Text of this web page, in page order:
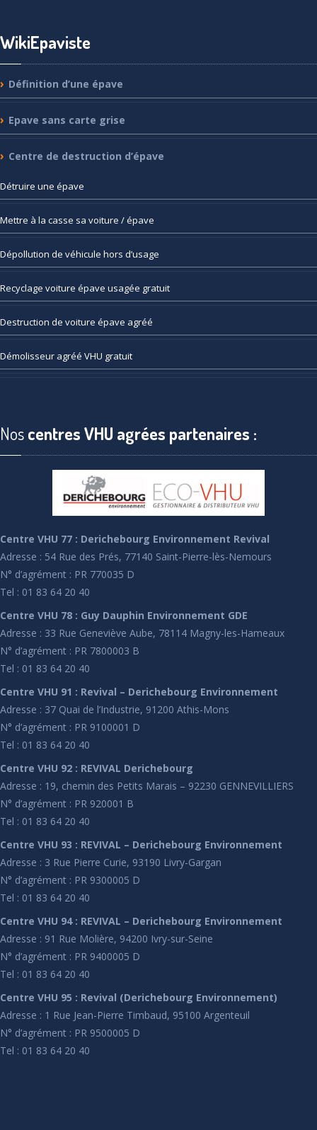
WikiEpaviste
Définition d’une épave
Epave sans carte grise
Centre de destruction d’épave
Détruire une épave
Mettre à la casse sa voiture / épave
Dépollution de véhicule hors d’usage
Recyclage voiture épave usagée gratuit
Destruction de voiture épave agréé
Démolisseur agréé VHU gratuit
Noscentres VHU agrées partenaires :
Centre VHU 77 : Derichebourg Environnement Revival
Adresse : 54 Rue des Prés, 77140 Saint-Pierre-lès-Nemours
N° d’agrément : PR 770035 D
Tel : 01 83 64 20 40
Centre VHU 78 : Guy Dauphin Environnement GDE
Adresse : 33 Rue Geneviève Aube, 78114 Magny-les-Hameaux
N° d’agrément : PR 7800003 B
Tel : 01 83 64 20 40
Centre VHU 91 : Revival – Derichebourg Environnement
Adresse : 37 Quai de l’Industrie, 91200 Athis-Mons
N° d’agrément : PR 9100001 D
Tel : 01 83 64 20 40
Centre VHU 92 : REVIVAL Derichebourg
Adresse : 19, chemin des Petits Marais – 92230 GENNEVILLIERS
N° d’agrément : PR 920001 B
Tel : 01 83 64 20 40
Centre VHU 93 : REVIVAL – Derichebourg Environnement
Adresse : 3 Rue Pierre Curie, 93190 Livry-Gargan
N° d’agrément : PR 9300005 D
Tel : 01 83 64 20 40
Centre VHU 94 : REVIVAL – Derichebourg Environnement
Adresse : 91 Rue Molière, 94200 Ivry-sur-Seine
N° d’agrément : PR 9400005 D
Tel : 01 83 64 20 40
Centre VHU 95 : Revival (Derichebourg Environnement)
Adresse : 1 Rue Jean-Pierre Timbaud, 95100 Argenteuil
N° d’agrément : PR 9500005 D
Tel : 01 83 64 20 40